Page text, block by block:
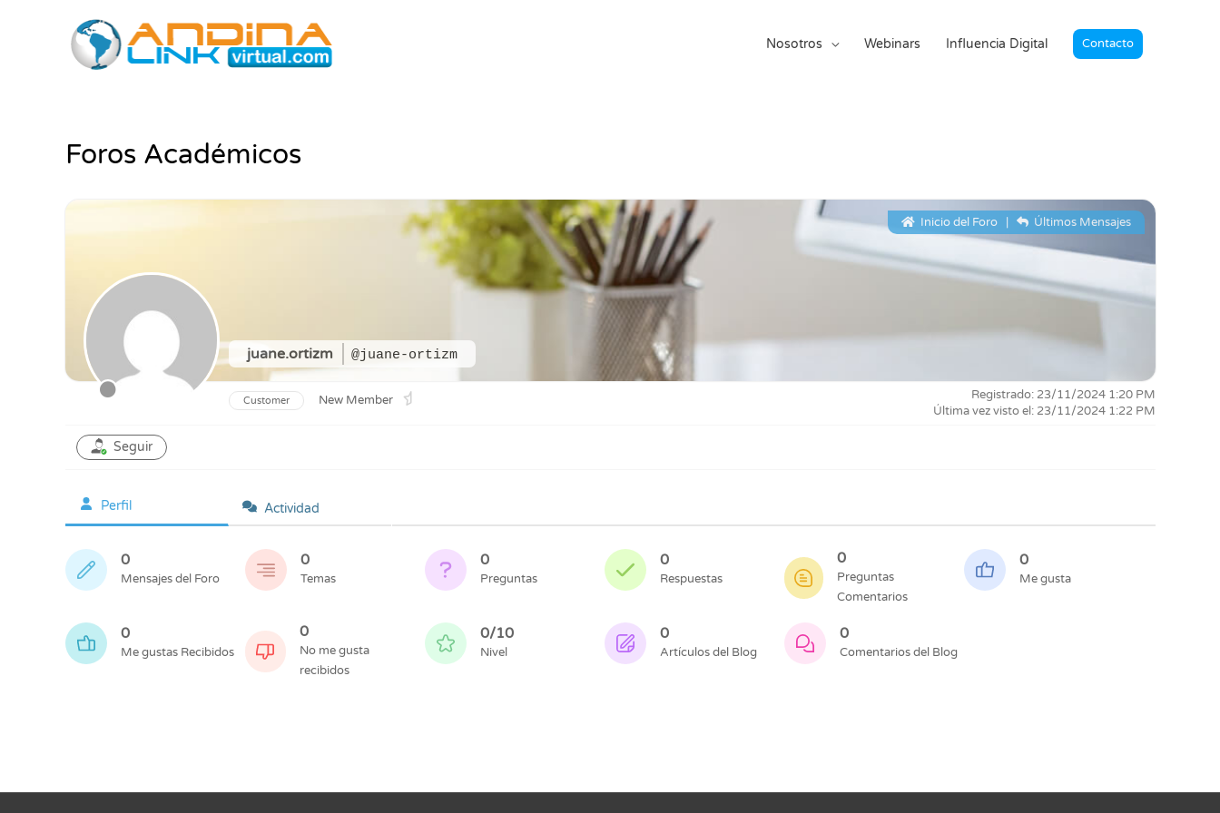
Nosotros Webinars Influencia Digital Contacto
Foros Académicos
juane.ortizm @juane-ortizm
Inicio del Foro| Últimos Mensajes
Customer New Member
Registrado: 23/11/2024 1:20 PM
Última vez visto el: 23/11/2024 1:22 PM
Seguir
Perfil Actividad
0
Mensajes del Foro
0
Temas
0
Preguntas
0
Respuestas
0
Preguntas
Comentarios
0
Me gusta
0
Me gustas Recibidos
0
No me gusta
recibidos
0/10
Nivel
0
Artículos del Blog
0
Comentarios del Blog